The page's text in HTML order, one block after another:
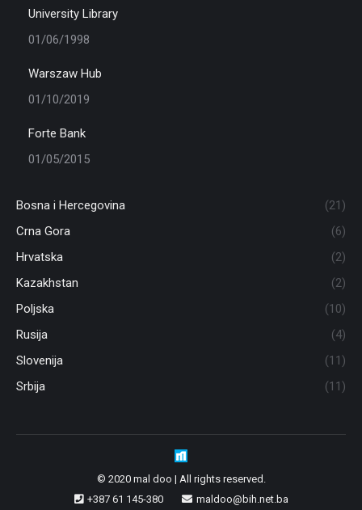
University Library
01/06/1998
Warszaw Hub
01/10/2019
Forte Bank
01/05/2015
Bosna i Hercegovina
(21)
Crna Gora
(6)
Hrvatska
(2)
Kazakhstan
(2)
Poljska
(10)
Rusija
(4)
Slovenija
(11)
Srbija
(11)
© 2020 mal doo | All rights reserved.
+387 61 145-380
maldoo@bih.net.ba